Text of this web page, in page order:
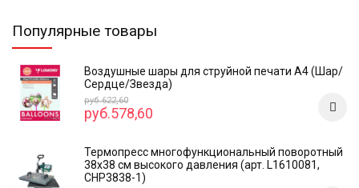
Популярные товары
Воздушные шары для струйной печати А4 (Шар/
Сердце/Звезда)
руб.622,60
руб.578,60
Термопресс многофункциональный поворотный
38х38 см высокого давления (арт. L1610081,
CHP3838-1)